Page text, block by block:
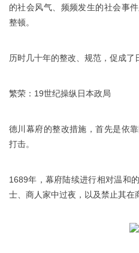
的社会风气、频频发生的社会事
整顿。
历时几十年的整改、规范，促成了
繁荣：19世纪操纵日本政局
德川幕府的整改措施，首先是依
打击。
1689年，幕府陆续进行相对温和
士、商人家中过夜，以及禁止其在